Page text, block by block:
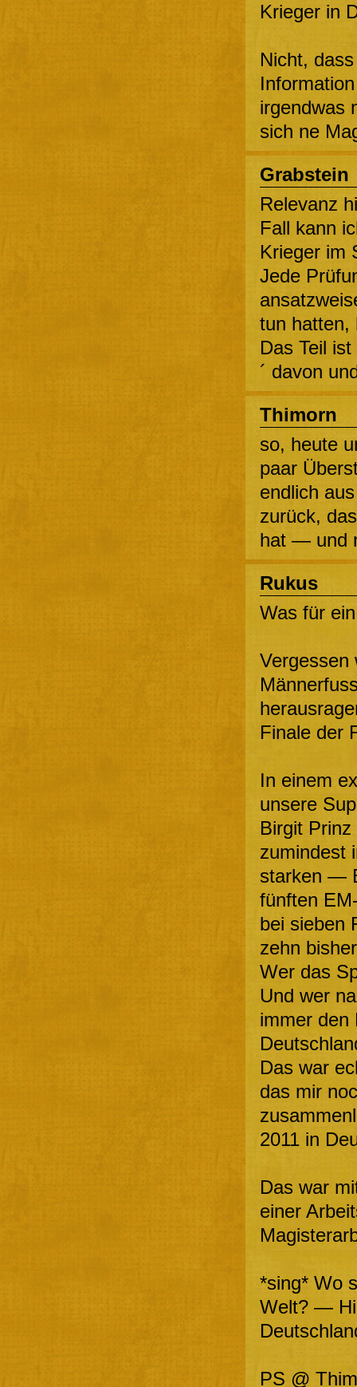
Krieger in
Nicht,
irgendwas
sich ne
Grabstein
Relevanz
Fall kann
Krieger im
Jede
tun hatten,
Das Teil
´ davon
Thimorn
so, heute
paar
endlich
zurück,
hat — und
Rukus
Was für
Vergessen
Finale der
In einem
unsere
Birgit
zumindest
starken —
fünften
bei sieben
zehn
Wer das
Und wer
immer
Das war
das mir
2011 in
Das war
einer
*sing* Wo
Welt? —
PS @